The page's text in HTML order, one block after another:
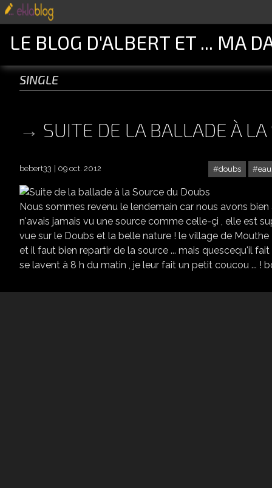
LE BLOG D'ALBERT ET ... MA
single
SUITE DE LA BALLADE À
doubs eau
bebert33 09 oct. 2012
Nous sommes revenu le lendemain car nous avons
n'avais jamais vu une source comme celle-çi , elle est
vue sur le Doubs et la belle nature ! le village de
et il faut bien repartir de la source ... mais quescequ'il
se lavent à 8 h du matin , je leur fait un petit coucou ... !